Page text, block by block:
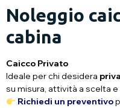
Noleggio
cabina
Caicco Privato
Ideale per chi desidera
su misura, attività a scelta
Richiedi un preventivo